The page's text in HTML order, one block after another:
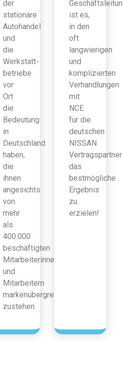
der
stationäre
Autohandel
und
die
Werkstatt-
betriebe
vor
Ort
die
Bedeutung
in
Deutschland
haben,
die
ihnen
angesichts
von
mehr
als
400.000
beschäftigten
Mitarbeiterinnen
und
Mitarbeitern
markenübergreifend
zustehen.
ist es,
in den
oft
langwierigen
und
komplizierten
Verhandlungen
mit
NCE
für die
deutschen
NISSAN
Vertragspartner
das
bestmögliche
Ergebnis
zu
erzielen!